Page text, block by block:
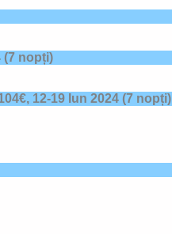
(7 nopți)
12-19 Iun 2024(7 nopți)